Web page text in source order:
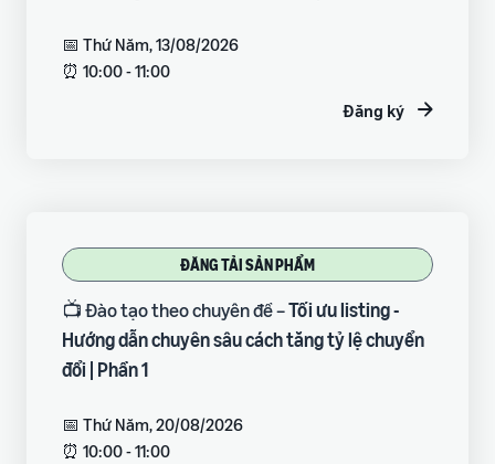
📅 Thứ Năm, 13/08/2026
⏰ 10:00 - 11:00
Đăng ký
ĐĂNG TẢI SẢN PHẨM
📺 Đào tạo theo chuyên đề –Tối ưu listing -
Hướng dẫn chuyên sâu cách tăng tỷ lệ chuyển
đổi | Phần 1
📅 Thứ Năm, 20/08/2026
⏰ 10:00 - 11:00